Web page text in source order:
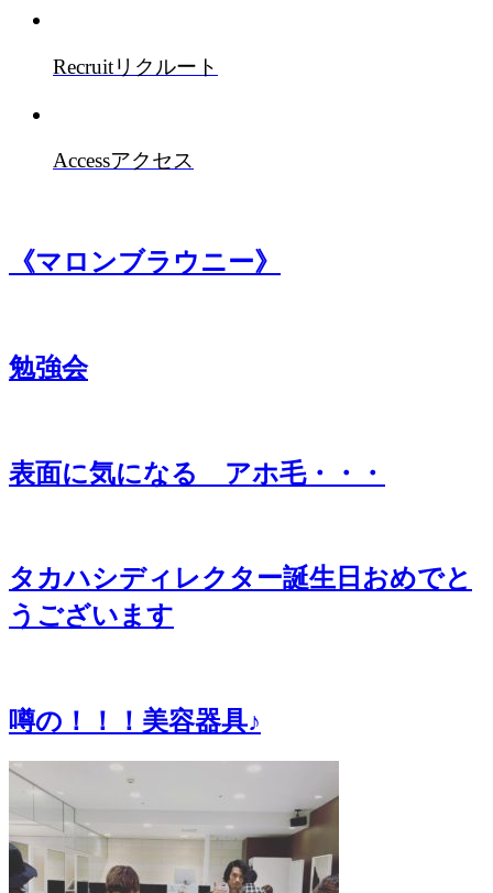
Recruitリクルート
Accessアクセス
《マロンブラウニー》
勉強会
表面に気になる アホ毛・・・
タカハシディレクター誕生日おめでと
うございます
噂の！！！美容器具♪